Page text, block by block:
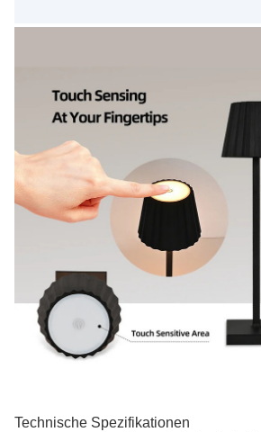
Technische Spezifikationen